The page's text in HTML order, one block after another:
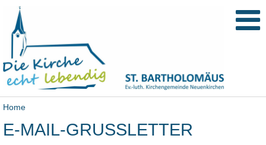
Home
E-MAIL-GRUSSLETTER